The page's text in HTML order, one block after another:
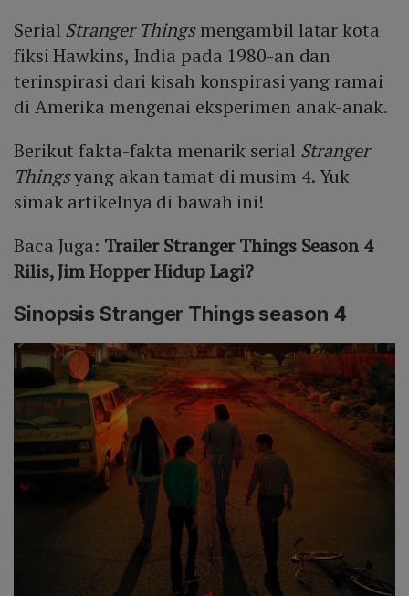
Serial Stranger Thingsmengambil latar kota
fiksi Hawkins, India pada 1980-an dan
terinspirasi dari kisah konspirasi yang ramai
di Amerika mengenai eksperimen anak-anak.
Berikut fakta-fakta menarik serial Stranger
Thingsyang akan tamat di musim 4. Yuk
simak artikelnya di bawah ini!
Baca Juga: Trailer Stranger Things Season 4
Rilis, Jim Hopper Hidup Lagi?
Sinopsis Stranger Things season 4